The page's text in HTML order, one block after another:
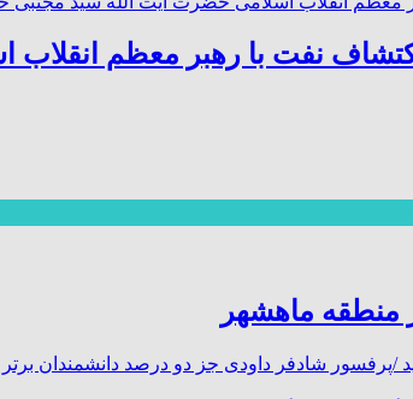
نفت با رهبر معظم
منطقه ماهشهر